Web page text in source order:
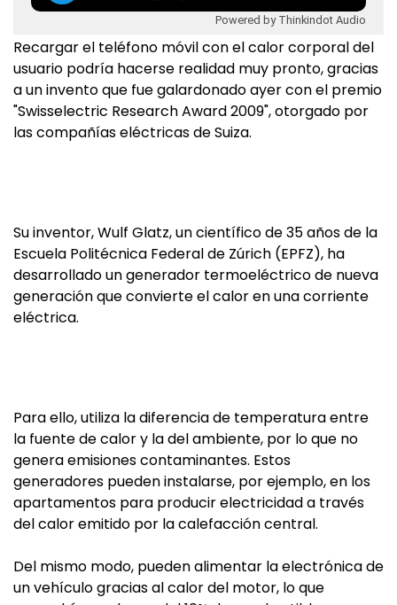
Powered by Thinkindot Audio
Recargar el teléfono móvil con el calor corporal del
usuario podría hacerse realidad muy pronto, gracias
a un invento que fue galardonado ayer con el premio
"Swisselectric Research Award 2009", otorgado por
las compañías eléctricas de Suiza.
Su inventor, Wulf Glatz, un científico de 35 años de la
Escuela Politécnica Federal de Zúrich (EPFZ), ha
desarrollado un generador termoeléctrico de nueva
generación que convierte el calor en una corriente
eléctrica.
Para ello, utiliza la diferencia de temperatura entre
la fuente de calor y la del ambiente, por lo que no
genera emisiones contaminantes. Estos
generadores pueden instalarse, por ejemplo, en los
apartamentos para producir electricidad a través
del calor emitido por la calefacción central.
Del mismo modo, pueden alimentar la electrónica de
un vehículo gracias al calor del motor, lo que